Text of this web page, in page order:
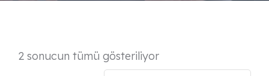
2 sonucun tümü gösteriliyor